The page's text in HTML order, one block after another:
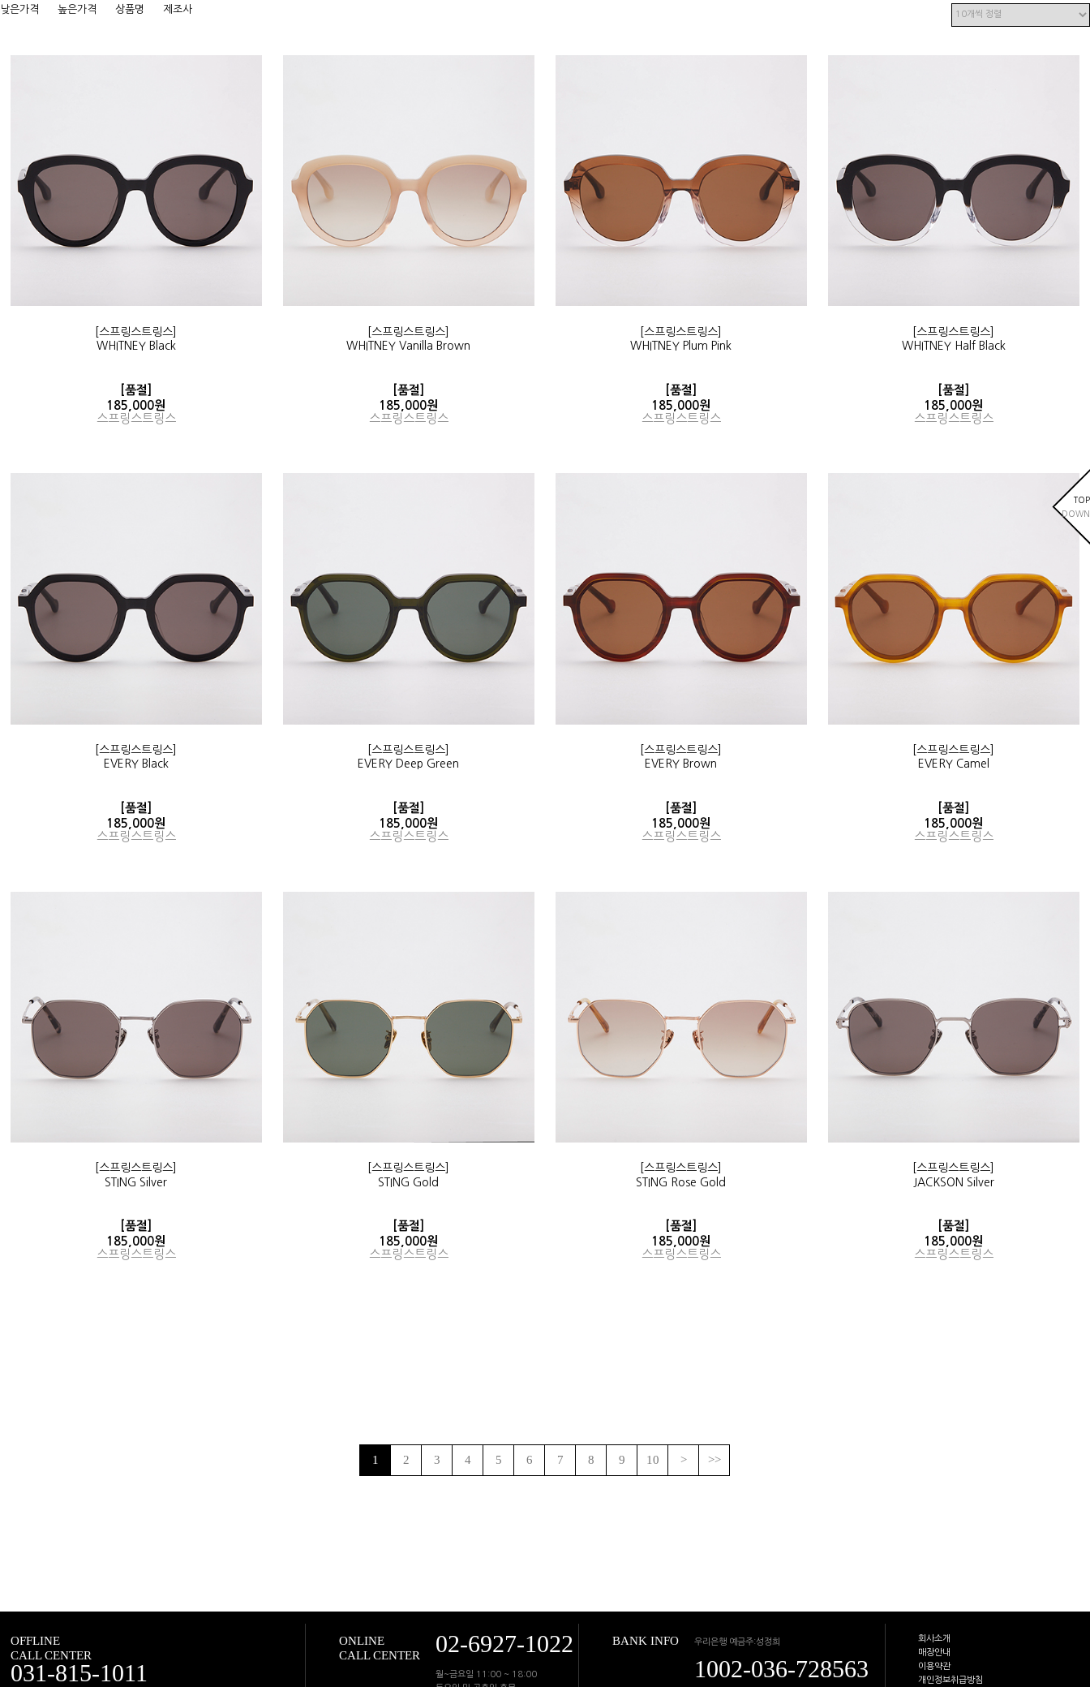
TOP
DOWN
낮은가격 높은가격 상품명 제조사
[스프링스트링스]
WHITNEY Black
[품절]
185,000원
스프링스트링스
[스프링스트링스]
WHITNEY Vanilla Brown
[품절]
185,000원
스프링스트링스
[스프링스트링스]
WHITNEY Plum Pink
[품절]
185,000원
스프링스트링스
[스프링스트링스]
WHITNEY Half Black
[품절]
185,000원
스프링스트링스
[스프링스트링스]
EVERY Black
[품절]
185,000원
스프링스트링스
[스프링스트링스]
EVERY Deep Green
[품절]
185,000원
스프링스트링스
[스프링스트링스]
EVERY Brown
[품절]
185,000원
스프링스트링스
[스프링스트링스]
EVERY Camel
[품절]
185,000원
스프링스트링스
[스프링스트링스]
STING Silver
[품절]
185,000원
스프링스트링스
[스프링스트링스]
STING Gold
[품절]
185,000원
스프링스트링스
[스프링스트링스]
STING Rose Gold
[품절]
185,000원
스프링스트링스
[스프링스트링스]
JACKSON Silver
[품절]
185,000원
스프링스트링스
1 2 3 4 5 6 7 8 9 10 > >>
OFFLINE
CALL CENTER
031-815-1011
ONLINE
CALL CENTER
02-6927-1022
월~금요일 11:00 ~ 18:00
BANK INFO 우리은행 예금주:성정희
1002-036-728563
회사소개
매장안내
이용약관
개인정보취급방침